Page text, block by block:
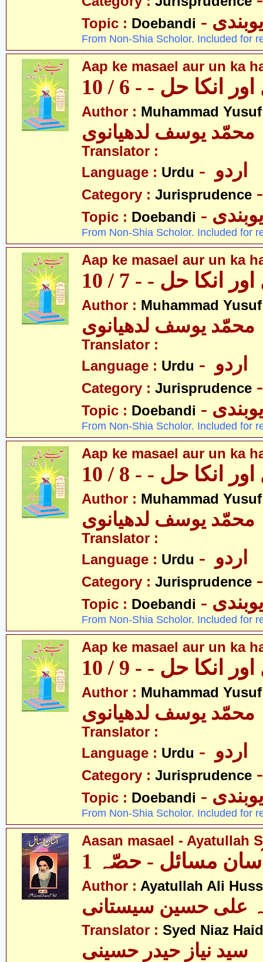
Topic : Doebandi
From Non-Shia Scholor. Included for
Aap ke masael aur un ka
انکا حل - - 6 / 10
Author : Muhammad
محمّد یوسف لدھیانوی
Translator :
Language : Urdu
Category : Jurisprudence
Topic : Doebandi
From Non-Shia Scholor. Included for
Aap ke masael aur un ka
انکا حل - - 7 / 10
Author : Muhammad
محمّد یوسف لدھیانوی
Translator :
Language : Urdu
Category : Jurisprudence
Topic : Doebandi
From Non-Shia Scholor. Included for
Aap ke masael aur un ka
انکا حل - - 8 / 10
Author : Muhammad
محمّد یوسف لدھیانوی
Translator :
Language : Urdu
Category : Jurisprudence
Topic : Doebandi
From Non-Shia Scholor. Included for
Aap ke masael aur un ka
انکا حل - - 9 / 10
Author : Muhammad
محمّد یوسف لدھیانوی
Translator :
Language : Urdu
Category : Jurisprudence
Topic : Doebandi
From Non-Shia Scholor. Included for
Aasan masael - Ayatullah
مسائل - حصّہ 1
Author : Ayatullah Ali
علی حسین سیستانی
Translator : Syed Niaz
سید نیاز حیدر حسینی